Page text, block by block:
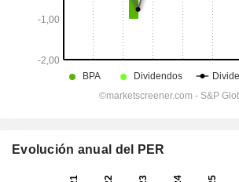
Evolución anual del PER